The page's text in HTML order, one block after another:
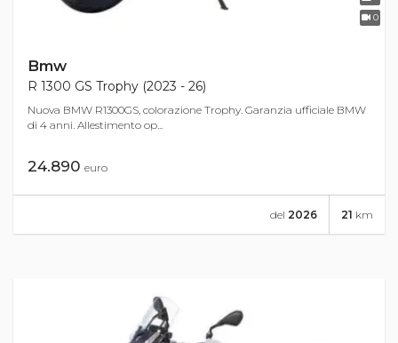
0
Bmw
R 1300 GS Trophy (2023 - 26)
Nuova BMW R1300GS, colorazione Trophy. Garanzia ufficiale BMW
di 4 anni. Allestimento op...
24.890 euro
21 km
del 2026